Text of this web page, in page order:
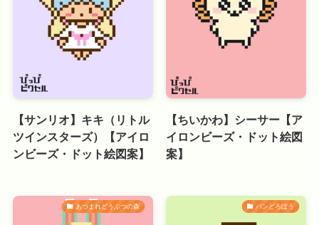
【サンリオ】キキ（リトル
ツインスターズ）【アイロ
ンビーズ・ドット絵図案】
【ちいかわ】シーサー【ア
イロンビーズ・ドット絵図
案】
あつまれどうぶつの森 パンどろぼう